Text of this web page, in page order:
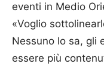
eventi in Medio
«Voglio
Nessuno lo sa, gli
essere più